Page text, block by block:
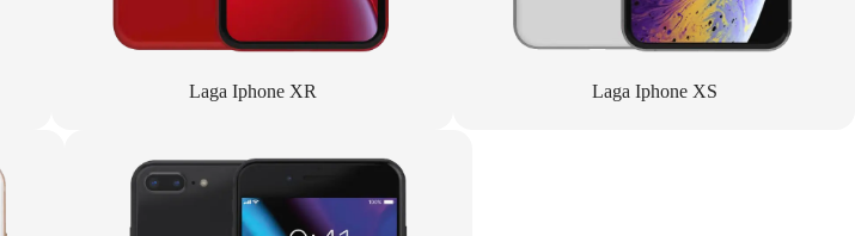
Laga Iphone XR Laga Iphone XS